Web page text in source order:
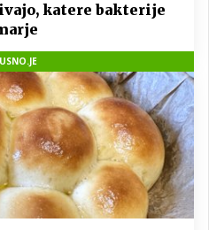
katere bakterije